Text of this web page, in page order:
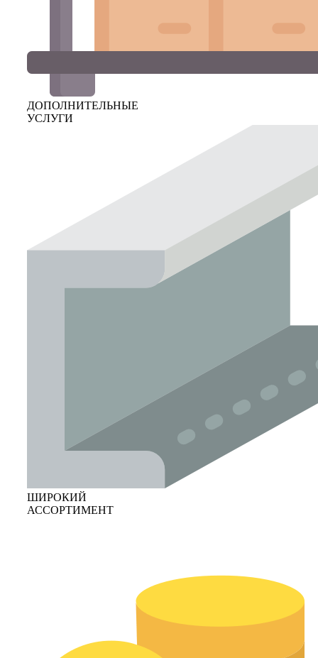
ДОПОЛНИТЕЛЬНЫЕ
УСЛУГИ
ШИРОКИЙ
АССОРТИМЕНТ